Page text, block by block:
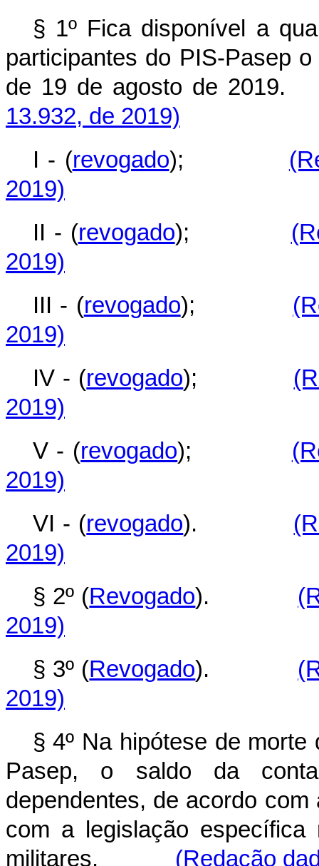
§ 1º Fica disponível a
participantes do PIS-Pasep
de 19 de agosto de
13.932, de 2019)
I - (revogado);
2019)
II - (revogado);
2019)
III - (revogado);
2019)
IV - (revogado);
2019)
V - (revogado);
2019)
VI - (revogado).
2019)
§ 2º (Revogado).
2019)
§ 3º (Revogado).
2019)
§ 4º Na hipótese de
Pasep, o saldo da
dependentes, de acordo
com a legislação
militares. (Redação